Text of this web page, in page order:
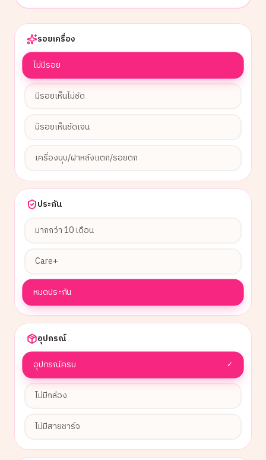
รอยเครื่อง
ไม่มีรอย
มีรอยเห็นไม่ชัด
มีรอยเห็นชัดเจน
เครื่องบุบ/ฝาหลังแตก/รอยตก
ประกัน
มากกว่า 10 เดือน
Care+
หมดประกัน
อุปกรณ์
อุปกรณ์ครบ ✓
ไม่มีกล่อง
ไม่มีสายชาร์จ